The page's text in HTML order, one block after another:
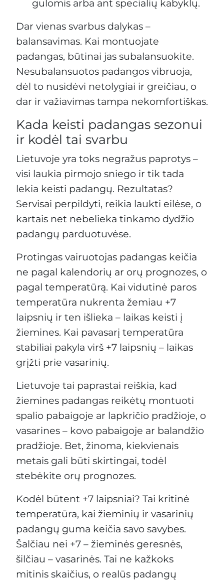
gulomis arba ant specialių kabyklų.
Dar vienas svarbus dalykas –
balansavimas. Kai montuojate
padangas, būtinai jas subalansuokite.
Nesubalansuotos padangos vibruoja,
dėl to nusidėvi netolygiai ir greičiau, o
dar ir važiavimas tampa nekomfortiškas.
Kada keisti padangas sezonui
ir kodėl tai svarbu
Lietuvoje yra toks negražus paprotys –
visi laukia pirmojo sniego ir tik tada
lekia keisti padangų. Rezultatas?
Servisai perpildyti, reikia laukti eilėse, o
kartais net nebelieka tinkamo dydžio
padangų parduotuvėse.
Protingas vairuotojas padangas keičia
ne pagal kalendorių ar orų prognozes, o
pagal temperatūrą. Kai vidutinė paros
temperatūra nukrenta žemiau +7
laipsnių ir ten išlieka – laikas keisti į
žiemines. Kai pavasarį temperatūra
stabiliai pakyla virš +7 laipsnių – laikas
grįžti prie vasarinių.
Lietuvoje tai paprastai reiškia, kad
žiemines padangas reikėtų montuoti
spalio pabaigoje ar lapkričio pradžioje, o
vasarines – kovo pabaigoje ar balandžio
pradžioje. Bet, žinoma, kiekvienais
metais gali būti skirtingai, todėl
stebėkite orų prognozes.
Kodėl būtent +7 laipsniai? Tai kritinė
temperatūra, kai žieminių ir vasarinių
padangų guma keičia savo savybes.
Šalčiau nei +7 – žieminės geresnės,
šilčiau – vasarinės. Tai ne kažkoks
mitinis skaičius, o realūs padangų